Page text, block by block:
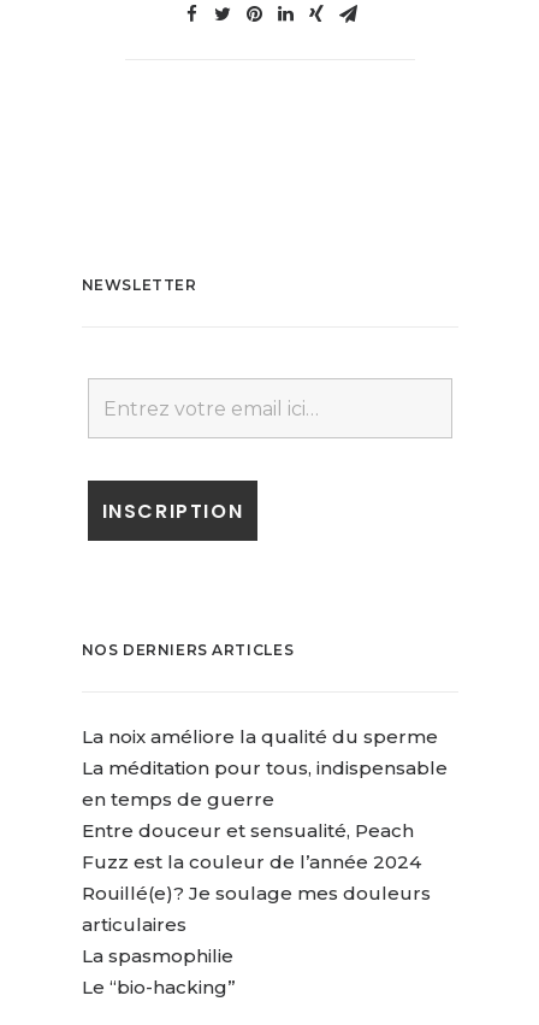
NEWSLETTER
NOS DERNIERS ARTICLES
La noix améliore la qualité du sperme
La méditation pour tous, indispensable
en temps de guerre
Entre douceur et sensualité, Peach
Fuzz est la couleur de l’année 2024
Rouillé(e)? Je soulage mes douleurs
articulaires
La spasmophilie
Le “bio-hacking”